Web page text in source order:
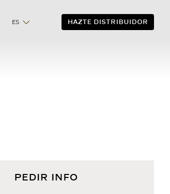
ES HAZTE DISTRIBUIDOR
PEDIR INFO